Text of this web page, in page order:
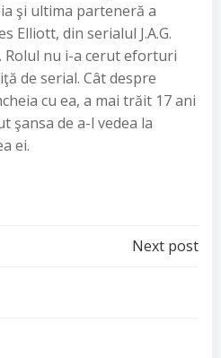
şi ultima parteneră a
Elliott, din serialul J.A.G.
Rolul nu i-a cerut eforturi
de serial. Cât despre
cu ea, a mai trăit 17 ani
şansa de a-l vedea la
ei.
Next post